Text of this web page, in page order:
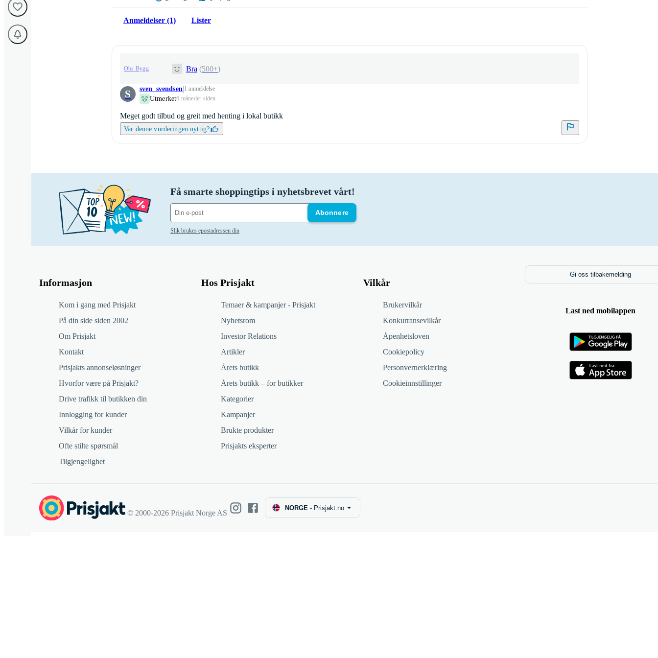
Anmeldelser (1) Lister
Obs Bygg Bra (500+)
S sven_svendsen 1 anmeldelse
Utmerket6 måneder siden
Meget godt tilbud og greit med henting i lokal butikk
Var denne vurderingen nyttig?
Få smarte shoppingtips i nyhetsbrevet vårt!
Abonnere
Slik brukes epostadressen din
Informasjon
Kom i gang med Prisjakt
På din side siden 2002
Om Prisjakt
Kontakt
Prisjakts annonseløsninger
Hvorfor være på Prisjakt?
Drive trafikk til butikken din
Innlogging for kunder
Vilkår for kunder
Ofte stilte spørsmål
Tilgjengelighet
Hos Prisjakt
Temaer & kampanjer - Prisjakt
Nyhetsrom
Investor Relations
Artikler
Årets butikk
Årets butikk – for butikker
Kategorier
Kampanjer
Brukte produkter
Prisjakts eksperter
Vilkår
Brukervilkår
Konkurransevilkår
Åpenhetsloven
Cookiepolicy
Personvernerklæring
Cookieinnstillinger
Gi oss tilbakemelding
Last ned mobilappen
© 2000-2026 Prisjakt Norge AS
NORGE - Prisjakt.no